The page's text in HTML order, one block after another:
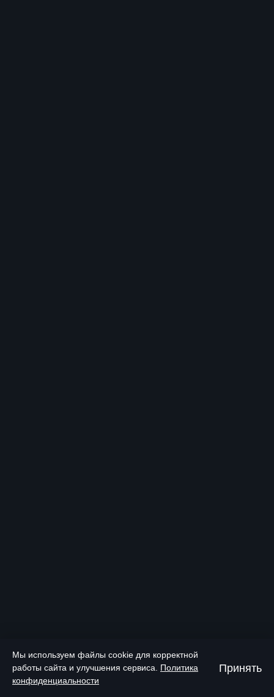
Мы используем файлы cookie для корректной
работы сайта и улучшения сервиса. Политика
конфиденциальности
Принять